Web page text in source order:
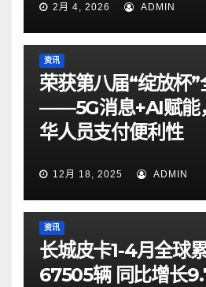
2月 4, 2026 ADMIN
资讯
荣获第八届“绽放杯
——5G消息+AI赋能
华人员支付便利性
12月 18, 2025 ADMIN
资讯
长城皮卡1-4月全球
67505辆 同比增长